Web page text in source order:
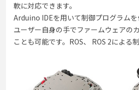
軟に対応できます。
Arduino IDEを用いて制御プログラムを
ユーザー自身の手でファームウェアの
ことも可能です。ROS、 ROS 2による